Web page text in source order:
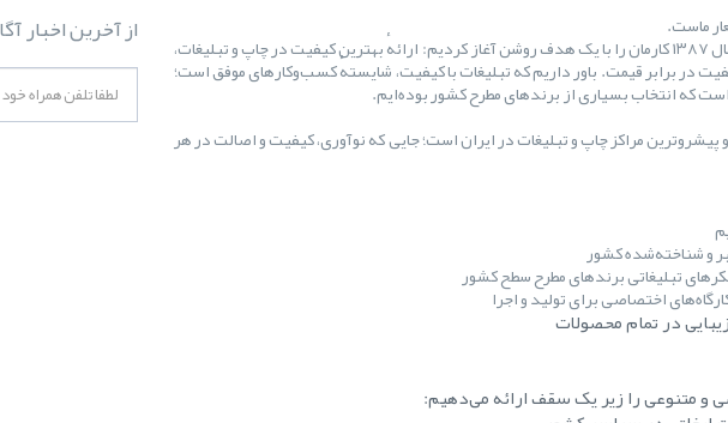
ما در چاپ و تبلیغات مهرگان از سال ۱۳۸۷ کارمان را با یک هدف روشن آغاز کردیم: ارائهٔ بهترین کیفیت در چاپ و تبلیغات،
در برابر قیمت. باور داریم که تبلیغات با کیفیت، شایستهٔ کسب‌وکارهای موفق است؛
پیشروترین مراکز چاپ و تبلیغات در ایران است؛ جایی که نوآوری، کیفیت و اصالت در هر
و شناخته‌شده کشور
تبلیغاتی برندهای مطرح سطح کشور
اختصاصی برای تولید و اجرا
در تمام محصولات
و متنوعی را زیر یک سقف ارائه می‌دهیم:
از آخرین اخبار